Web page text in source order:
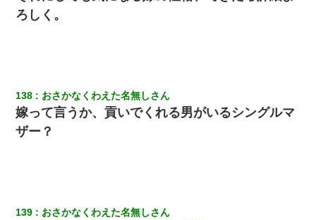
けた
結婚生活10ヶ月目で嫁から一方的に「もう冷めた」と離婚切り出
された
かったため妹有責での離婚になり…
ろしく。
138 おさかなくわえた名無しさん
嫁って言うか、貢いでくれる男がいるシングルマ
ザー？
139 おさかなくわえた名無しさん